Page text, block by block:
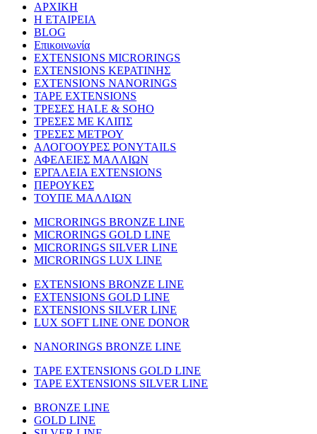
ΑΡΧΙΚΗ
Η ΕΤΑΙΡΕΙΑ
BLOG
Επικοινωνία
EXTENSIONS MICRORINGS
EXTENSIONS ΚΕΡΑΤΙΝΗΣ
EXTENSIONS NANORINGS
TAPE EXTENSIONS
ΤΡΕΣΕΣ HALE & SOHO
ΤΡΕΣΕΣ ΜΕ ΚΛΙΠΣ
ΤΡΕΣΕΣ ΜΕΤΡΟΥ
ΑΛΟΓΟΟΥΡΕΣ PONYTAILS
ΑΦΕΛΕΙΕΣ ΜΑΛΛΙΩΝ
ΕΡΓΑΛΕΙΑ EXTENSIONS
ΠΕΡΟΥΚΕΣ
ΤΟΥΠΕ ΜΑΛΛΙΩΝ
MICRORINGS BRONZE LINE
MICRORINGS GOLD LINE
MICRORINGS SILVER LINE
MICRORINGS LUX LINE
EXTENSIONS BRONZE LINE
EXTENSIONS GOLD LINE
EXTENSIONS SILVER LINE
LUX SOFT LINE ONE DONOR
NANORINGS BRONZE LINE
TAPE EXTENSIONS GOLD LINE
TAPE EXTENSIONS SILVER LINE
BRONZE LINE
GOLD LINE